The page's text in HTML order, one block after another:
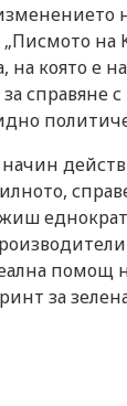
на
на която е
справяне
помощ
за